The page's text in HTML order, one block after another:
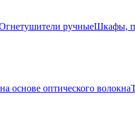
ручныеШкафы,
основе оптического волокна